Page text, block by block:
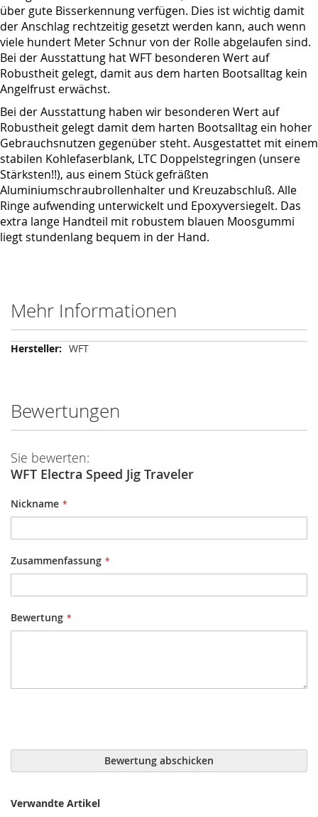
über gute Bisserkennung verfügen. Dies ist wichtig damit
der Anschlag rechtzeitig gesetzt werden kann, auch wenn
viele hundert Meter Schnur von der Rolle abgelaufen sind.
Bei der Ausstattung hat WFT besonderen Wert auf
Robustheit gelegt, damit aus dem harten Bootsalltag kein
Angelfrust erwächst.
Bei der Ausstattung haben wir besonderen Wert auf
Robustheit gelegt damit dem harten Bootsalltag ein hoher
Gebrauchsnutzen gegenüber steht. Ausgestattet mit einem
stabilen Kohlefaserblank, LTC Doppelstegringen (unsere
Stärksten!!), aus einem Stück gefräßten
Aluminiumschraubrollenhalter und Kreuzabschluß. Alle
Ringe aufwending unterwickelt und Epoxyversiegelt. Das
extra lange Handteil mit robustem blauen Moosgummi
liegt stundenlang bequem in der Hand.
Mehr Informationen
Mehr
WFT
Bewertungen
Sie bewerten:
WFT Electra Speed Jig Traveler
Nickname
Zusammenfassung
Bewertung
Bewertung abschicken
Verwandte Artikel